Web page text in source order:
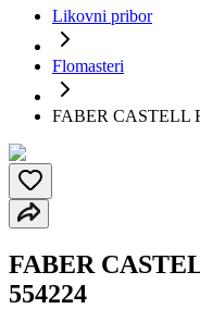
Likovni pribor
Flomasteri
FABER CASTELL
FABER
554224